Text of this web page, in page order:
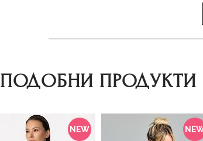
ПОДОБНИ ПРОДУКТИ
NEW